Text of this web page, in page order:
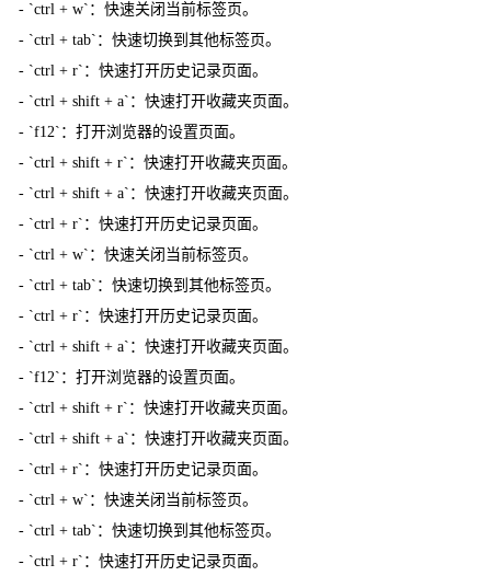
- `ctrl + w`：快速关闭当前标签页。
- `ctrl + tab`：快速切换到其他标签页。
- `ctrl + r`：快速打开历史记录页面。
- `ctrl + shift + a`：快速打开收藏夹页面。
- `f12`：打开浏览器的设置页面。
- `ctrl + shift + r`：快速打开收藏夹页面。
- `ctrl + shift + a`：快速打开收藏夹页面。
- `ctrl + r`：快速打开历史记录页面。
- `ctrl + w`：快速关闭当前标签页。
- `ctrl + tab`：快速切换到其他标签页。
- `ctrl + r`：快速打开历史记录页面。
- `ctrl + shift + a`：快速打开收藏夹页面。
- `f12`：打开浏览器的设置页面。
- `ctrl + shift + r`：快速打开收藏夹页面。
- `ctrl + shift + a`：快速打开收藏夹页面。
- `ctrl + r`：快速打开历史记录页面。
- `ctrl + w`：快速关闭当前标签页。
- `ctrl + tab`：快速切换到其他标签页。
- `ctrl + r`：快速打开历史记录页面。